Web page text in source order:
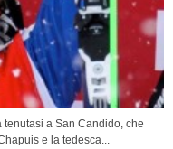
a San Candido, che
e la tedesca...